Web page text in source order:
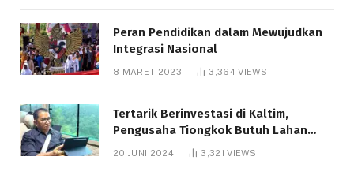
Peran Pendidikan dalam Mewujudkan
Integrasi Nasional
8 MARET 2023 3,364VIEWS
Tertarik Berinvestasi di Kaltim,
Pengusaha Tiongkok Butuh Lahan
1.000 Hektare
20 JUNI 2024 3,321VIEWS